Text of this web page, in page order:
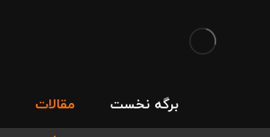
برگه نخست مقالات